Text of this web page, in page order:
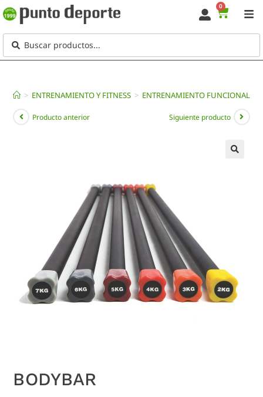
0
> ENTRENAMIENTO Y FITNESS > ENTRENAMIENTO FUNCIONAL
Producto anterior Siguiente producto
BODYBAR